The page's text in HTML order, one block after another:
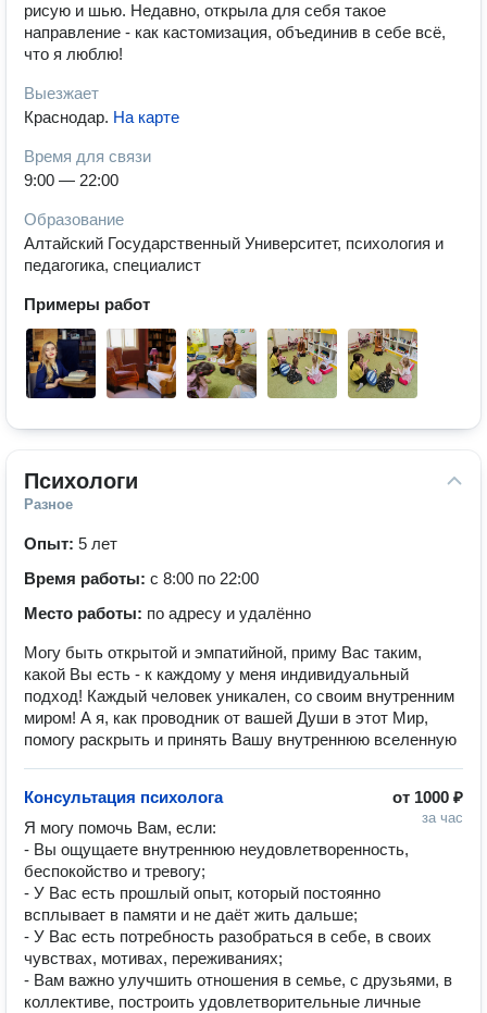
рисую и шью. Недавно, открыла для себя такое
направление - как кастомизация, объединив в себе всё,
что я люблю!
Выезжает
Краснодар. На карте
Время для связи
9:00 — 22:00
Образование
Алтайский Государственный Университет, психология и
педагогика, специалист
Примеры работ
Психологи
Разное
Опыт: 5 лет
Время работы: с 8:00 по 22:00
Место работы: по адресу и удалённо
Могу быть открытой и эмпатийной, приму Вас таким,
какой Вы есть - к каждому у меня индивидуальный
подход! Каждый человек уникален, со своим внутренним
миром! А я, как проводник от вашей Души в этот Мир,
помогу раскрыть и принять Вашу внутреннюю вселенную
от 1000 ₽
за час
Консультация психолога
Я могу помочь Вам, если:
- Вы ощущаете внутреннюю неудовлетворенность,
беспокойство и тревогу;
- У Вас есть прошлый опыт, который постоянно
всплывает в памяти и не даёт жить дальше;
- У Вас есть потребность разобраться в себе, в своих
чувствах, мотивах, переживаниях;
- Вам важно улучшить отношения в семье, с друзьями, в
коллективе, построить удовлетворительные личные